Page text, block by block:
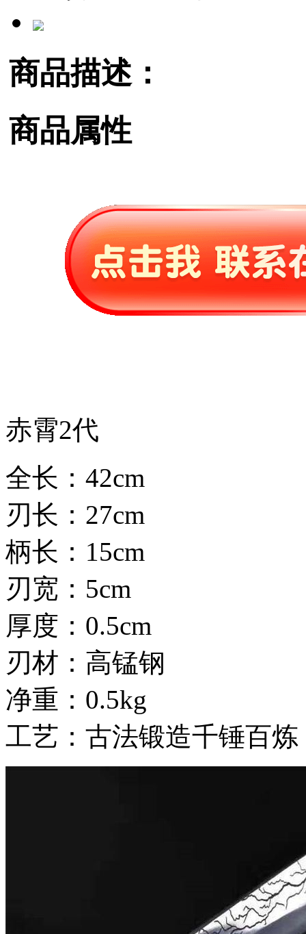
商品描述：
商品属性
赤霄2代
全长：42cm
刃长：27cm
柄长：15cm
刃宽：5cm
厚度：0.5cm
刃材：高锰钢
净重：0.5kg
工艺：古法锻造千锤百